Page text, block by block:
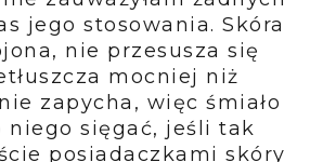
jego stosowania. Skóra
nie przesusza się
mocniej niż
zapycha, więc śmiało
niego sięgać, jeśli tak
posiadaczkami skóry